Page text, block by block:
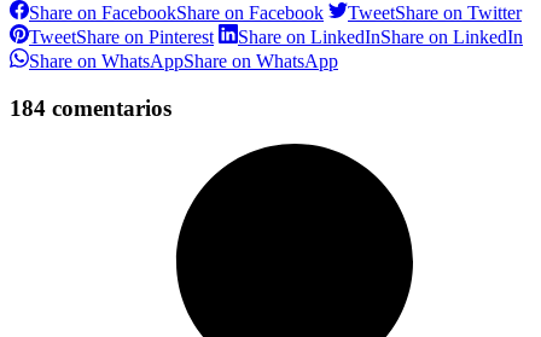
Share on FacebookShare on Facebook TweetShare on Twitter
TweetShare on Pinterest Share on LinkedInShare on LinkedIn
Share on WhatsAppShare on WhatsApp
184 comentarios